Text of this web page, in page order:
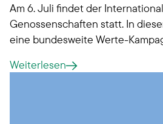
Am 6. Juli findet der
Genossenschaften statt. In
eine bundesweite Werte-
erscheint. Haben Sie eins
Weiterlesen